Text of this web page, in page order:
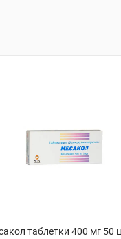
таблетки 400 мг 50